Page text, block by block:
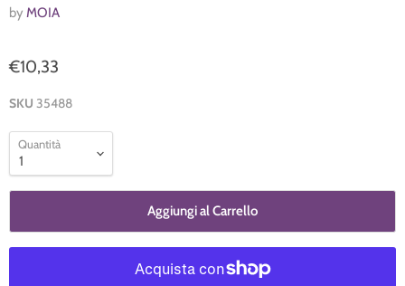
by MOIA
€10,33
SKU 35488
Quantità
Aggiungi al Carrello